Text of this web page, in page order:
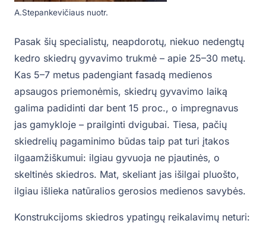
A.Stepankevičiaus nuotr.
Pasak šių specialistų, neapdorotų, niekuo nedengtų
kedro skiedrų gyvavimo trukmė – apie 25–30 metų.
Kas 5–7 metus padengiant fasadą medienos
apsaugos priemonėmis, skiedrų gyvavimo laiką
galima padidinti dar bent 15 proc., o impregnavus
jas gamykloje – prailginti dvigubai. Tiesa, pačių
skiedrelių pagaminimo būdas taip pat turi įtakos
ilgaamžiškumui: ilgiau gyvuoja ne pjautinės, o
skeltinės skiedros. Mat, skeliant jas išilgai pluošto,
ilgiau išlieka natūralios gerosios medienos savybės.
Konstrukcijoms skiedros ypatingų reikalavimų neturi: